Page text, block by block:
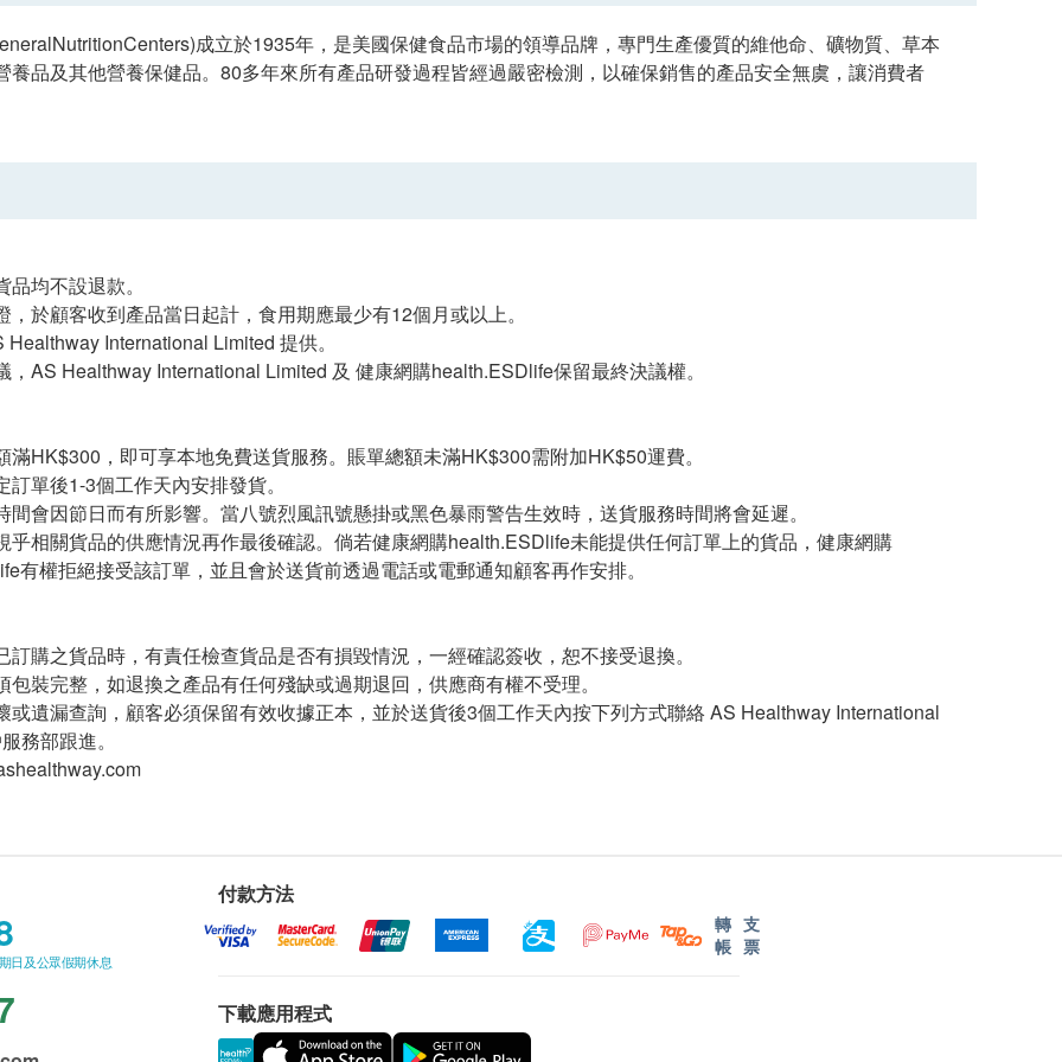
成立於1935年，是美國保健食品市場的領導品牌，專門生產優質的維他命、礦物質、草本
養品及其他營養保健品。80多年來所有產品研發過程皆經過嚴密檢測，以確保銷售的產品安全無虞，讓消費者
均不設退款。
，於顧客收到產品當日起計，食用期應最少有12個月或以上。
International Limited 提供。
，AS Healthway International Limited 及 健康網購health.ESDlife保留最終決議權。
滿HK$300，即可享本地免費送貨服務。賬單總額未滿HK$300需附加HK$50運費。
訂單後1-3個工作天內安排發貨。
間會因節日而有所影響。當八號烈風訊號懸掛或黑色暴雨警告生效時，送貨服務時間將會延遲。
乎相關貨品的供應情況再作最後確認。倘若健康網購health.ESDlife未能提供任何訂單上的貨品，健康網購
有權拒絕接受該訂單，並且會於送貨前透過電話或電郵通知顧客再作安排。
訂購之貨品時，有責任檢查貨品是否有損毀情況，一經確認簽收，恕不接受退換。
包裝完整，如退換之產品有任何殘缺或過期退回，供應商有權不受理。
或遺漏查詢，顧客必須保留有效收據正本，並於送貨後3個工作天內按下列方式聯絡 AS Healthway International
務部跟進。
日及公眾假期休息
付款方法
轉
帳
支
票
下載應用程式